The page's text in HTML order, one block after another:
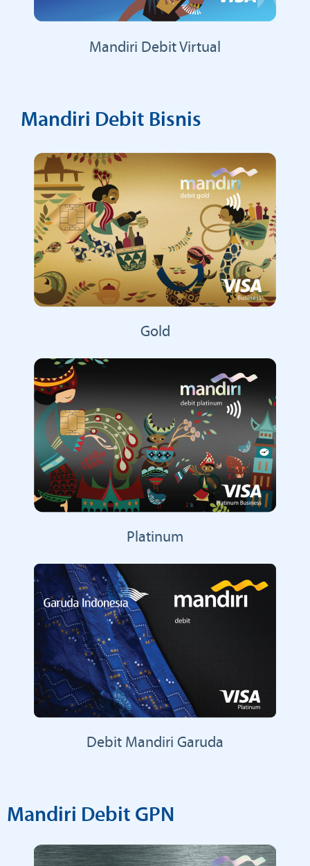
Mandiri Debit Virtual
Mandiri Debit Bisnis
Gold
Platinum
Debit Mandiri Garuda
Mandiri Debit GPN